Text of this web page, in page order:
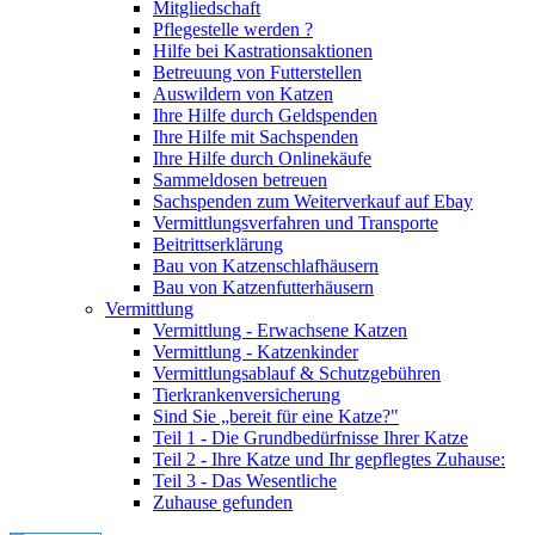
Mitgliedschaft
Pflegestelle werden ?
Hilfe bei Kastrationsaktionen
Betreuung von Futterstellen
Auswildern von Katzen
Ihre Hilfe durch Geldspenden
Ihre Hilfe mit Sachspenden
Ihre Hilfe durch Onlinekäufe
Sammeldosen betreuen
Sachspenden zum Weiterverkauf auf Ebay
Vermittlungsverfahren und Transporte
Beitrittserklärung
Bau von Katzenschlafhäusern
Bau von Katzenfutterhäusern
Vermittlung
Vermittlung - Erwachsene Katzen
Vermittlung - Katzenkinder
Vermittlungsablauf & Schutzgebühren
Tierkrankenversicherung
Sind Sie „bereit für eine Katze?"
Teil 1 - Die Grundbedürfnisse Ihrer Katze
Teil 2 - Ihre Katze und Ihr gepflegtes Zuhause:
Teil 3 - Das Wesentliche
Zuhause gefunden